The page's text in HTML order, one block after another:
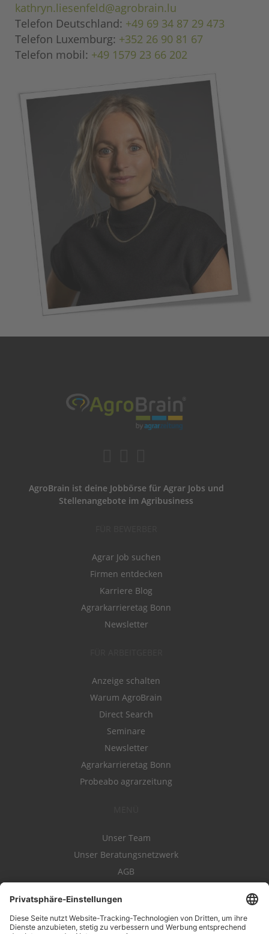
kathryn.liesenfeld@agrobrain.lu
Telefon Deutschland: +49 69 34 87 29 473
Telefon Luxemburg: +352 26 90 81 67
Telefon mobil: +49 1579 23 66 202
AgroBrain ist deine Jobbörse für Agrar Jobs und
Stellenangebote im Agribusiness
Agrar Job suchen
Firmen entdecken
Karriere Blog
Agrarkarrieretag Bonn
Newsletter
Anzeige schalten
Warum AgroBrain
Direct Search
Seminare
Newsletter
Agrarkarrieretag Bonn
Probeabo agrarzeitung
Unser Team
Unser Beratungsnetzwerk
AGB
Datenschutz
Impressum